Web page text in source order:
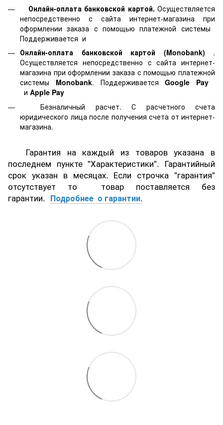
Онлайн-оплата банковской картой. Осуществляется
непосредственно с сайта интернет-магазина при
оформлении заказа с помощью платежной системы
Поддерживается и
Онлайн-оплата банковской картой
(Monobank) .
Осуществляется непосредственно с сайта интернет-
магазина при оформлении заказа с помощью платежной
системы Monobank. ПоддерживаетсяGoogle Pay
и Apple Pay
Безналичный расчет. С расчетного счета
юридического лица после получения счета от интернет-
магазина.
Гарантия на каждый из товаров указана в
последнем пункте "Характеристики". Гарантийный
срок указан в месяцах. Если строчка "гарантия"
отсутствует то товар поставляется без
гарантии. Подробнее о гарантии.